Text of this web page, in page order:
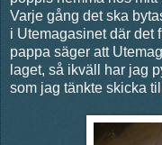
Varje gång det ska
i Utemagasinet där det
pappa säger att
laget, så ikväll har jag
som jag tänkte skicka